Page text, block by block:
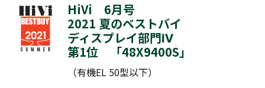
HiVi 6月号
2021 夏のベストバイ
ディスプレイ部門Ⅳ
第1位 「48X9400S」
（有機EL 50型以下）